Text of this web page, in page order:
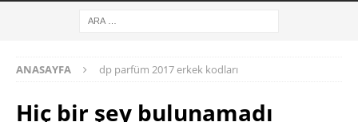
ANASAYFA dp parfüm 2017 erkek kodları
Hiç bir şey bulunamadı